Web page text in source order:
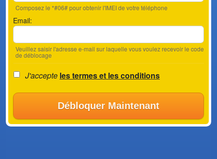
Composez le *#06# pour obtenir l'IMEI de votre téléphone
Email:
Veuillez saisir l'adresse e-mail sur laquelle vous voulez recevoir le code
de déblocage
J'accepte les termes et les conditions
Débloquer Maintenant